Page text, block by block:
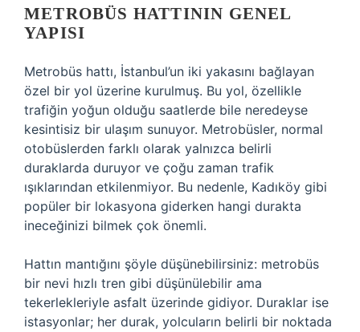
METROBÜS HATTININ GENEL
YAPISI
Metrobüs hattı, İstanbul’un iki yakasını bağlayan
özel bir yol üzerine kurulmuş. Bu yol, özellikle
trafiğin yoğun olduğu saatlerde bile neredeyse
kesintisiz bir ulaşım sunuyor. Metrobüsler, normal
otobüslerden farklı olarak yalnızca belirli
duraklarda duruyor ve çoğu zaman trafik
ışıklarından etkilenmiyor. Bu nedenle, Kadıköy gibi
popüler bir lokasyona giderken hangi durakta
ineceğinizi bilmek çok önemli.
Hattın mantığını şöyle düşünebilirsiniz: metrobüs
bir nevi hızlı tren gibi düşünülebilir ama
tekerlekleriyle asfalt üzerinde gidiyor. Duraklar ise
istasyonlar; her durak, yolcuların belirli bir noktada